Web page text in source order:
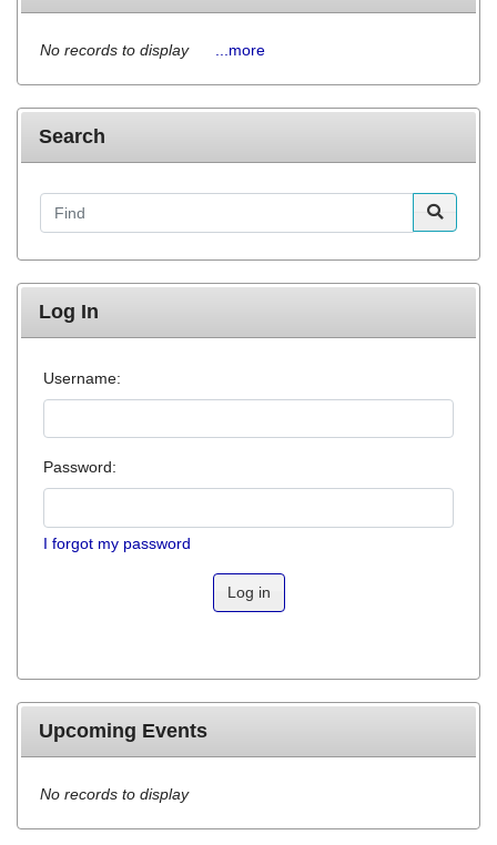
No records to display ...more
Search
Find
Log In
Username:
Password:
I forgot my password
Log in
Upcoming Events
No records to display